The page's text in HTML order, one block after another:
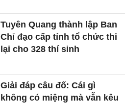
Tuyên Quang thành lập Ban
Chỉ đạo cấp tỉnh tổ chức thi
lại cho 328 thí sinh
Giải đáp câu đố: Cái gì
không có miệng mà vẫn kêu